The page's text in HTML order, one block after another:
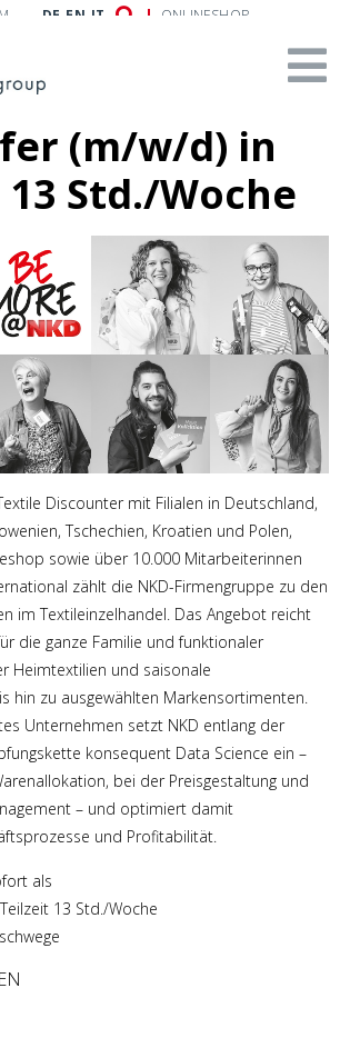
DE EN IT ONLINESHOP
(m/w/d) in
Std./Woche
Discounter mit Filialen in Deutschland,
Tschechien, Kroatien und Polen,
sowie über 10.000 Mitarbeiterinnen
zählt die NKD-Firmengruppe zu den
im Textileinzelhandel. Das Angebot reicht
die ganze Familie und funktionaler
Heimtextilien und saisonale
hin zu ausgewählten Markensortimenten.
Unternehmen setzt NKD entlang der
konsequent Data Science ein –
bei der Preisgestaltung und
– und optimiert damit
und Profitabilität.
als
13 Std./Woche